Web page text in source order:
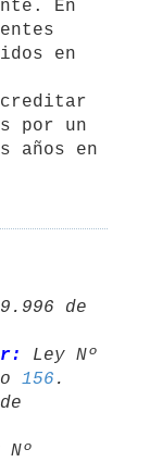
En
en
por un
de
Ley Nº
156
Nº